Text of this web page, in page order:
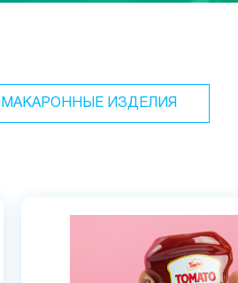
МАКАРОННЫЕ ИЗДЕЛИЯ